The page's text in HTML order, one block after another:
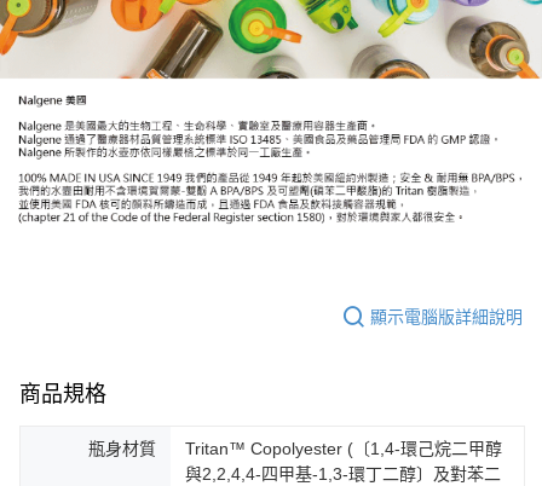
顯示電腦版詳細說明
商品規格
瓶身材質
Tritan™ Copolyester (〔1,4-環己烷二甲醇
與2,2,4,4-四甲基-1,3-環丁二醇〕及對苯二